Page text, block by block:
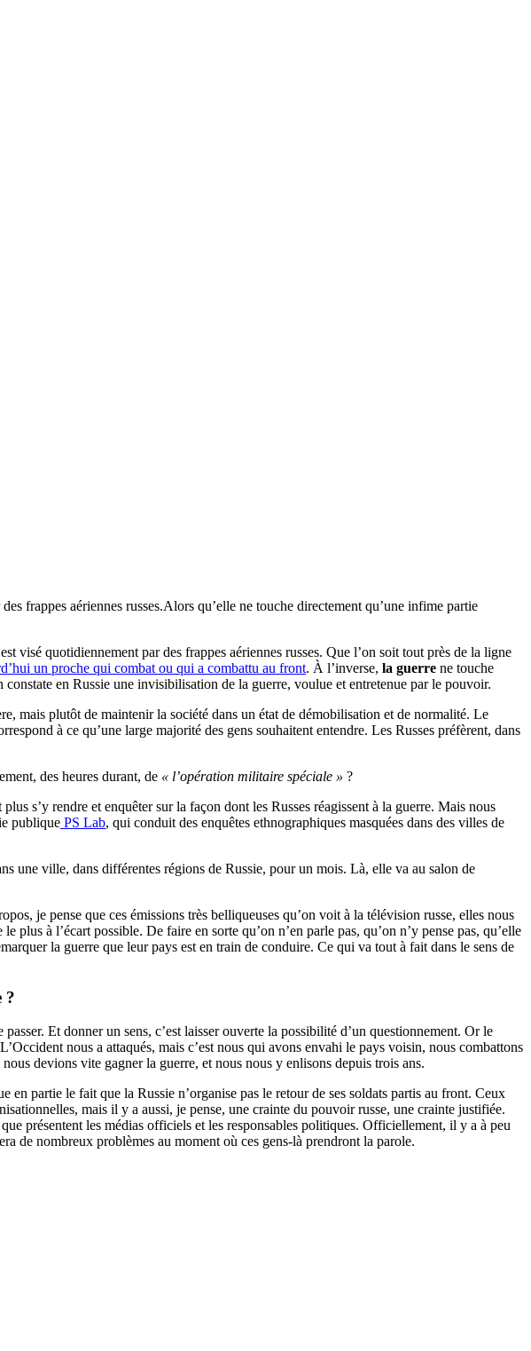
frappes aériennes russes.Alors qu’elle ne touche directement qu’une infime partie
visé quotidiennement par des frappes aériennes russes. Que l’on soit tout près de la ligne
un proche qui combat ou qui a combattu au front. À l’inverse, la guerre ne touche
en Russie une invisibilisation de la guerre, voulue et entretenue par le pouvoir.
mais plutôt de maintenir la société dans un état de démobilisation et de normalité. Le
à ce qu’une large majorité des gens souhaitent entendre. Les Russes préfèrent, dans
des heures durant, de « l’opération militaire spéciale » ?
s’y rendre et enquêter sur la façon dont les Russes réagissent à la guerre. Mais nous
publique PS Lab, qui conduit des enquêtes ethnographiques masquées dans des villes de
une ville, dans différentes régions de Russie, pour un mois. Là, elle va au salon de
je pense que ces émissions très belliqueuses qu’on voit à la télévision russe, elles nous
à l’écart possible. De faire en sorte qu’on n’en parle pas, qu’on n’y pense pas, qu’elle
la guerre que leur pays est en train de conduire. Ce qui va tout à fait dans le sens de
?
Et donner un sens, c’est laisser ouverte la possibilité d’un questionnement. Or le
nous a attaqués, mais c’est nous qui avons envahi le pays voisin, nous combattons
devions vite gagner la guerre, et nous nous y enlisons depuis trois ans.
partie le fait que la Russie n’organise pas le retour de ses soldats partis au front. Ceux
mais il y a aussi, je pense, une crainte du pouvoir russe, une crainte justifiée.
présentent les médias officiels et les responsables politiques. Officiellement, il y a à peu
de nombreux problèmes au moment où ces gens-là prendront la parole.